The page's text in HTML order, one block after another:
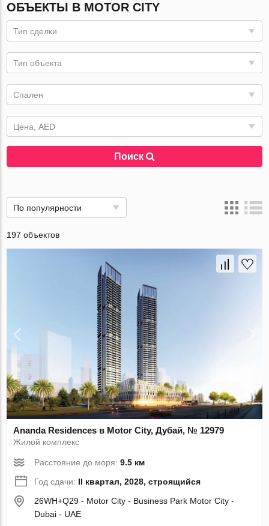
ОБЪЕКТЫ В MOTOR CITY
Тип сделки
Тип объекта
Спален
Цена, AED
Поиск
По популярности
197 объектов
Ananda Residences в Motor City, Дубай, № 12979
Жилой комплекс
Расстояние до моря:9.5 км
Год сдачи: II квартал, 2028, строящийся
26WH+Q29 - Motor City - Business Park Motor City -
Dubai - UAE